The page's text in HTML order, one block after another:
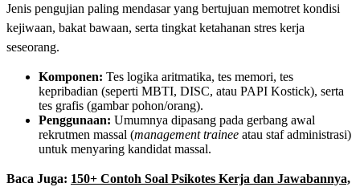
Jenis pengujian paling mendasar yang bertujuan memotret kondisi
kejiwaan, bakat bawaan, serta tingkat ketahanan stres kerja
seseorang.
Komponen: Tes logika aritmatika, tes memori, tes
kepribadian (seperti MBTI, DISC, atau PAPI Kostick), serta
tes grafis (gambar pohon/orang).
Penggunaan: Umumnya dipasang pada gerbang awal
rekrutmen massal (management trainee atau staf administrasi)
untuk menyaring kandidat massal.
Baca Juga: 150+ Contoh Soal Psikotes Kerja dan Jawabannya,